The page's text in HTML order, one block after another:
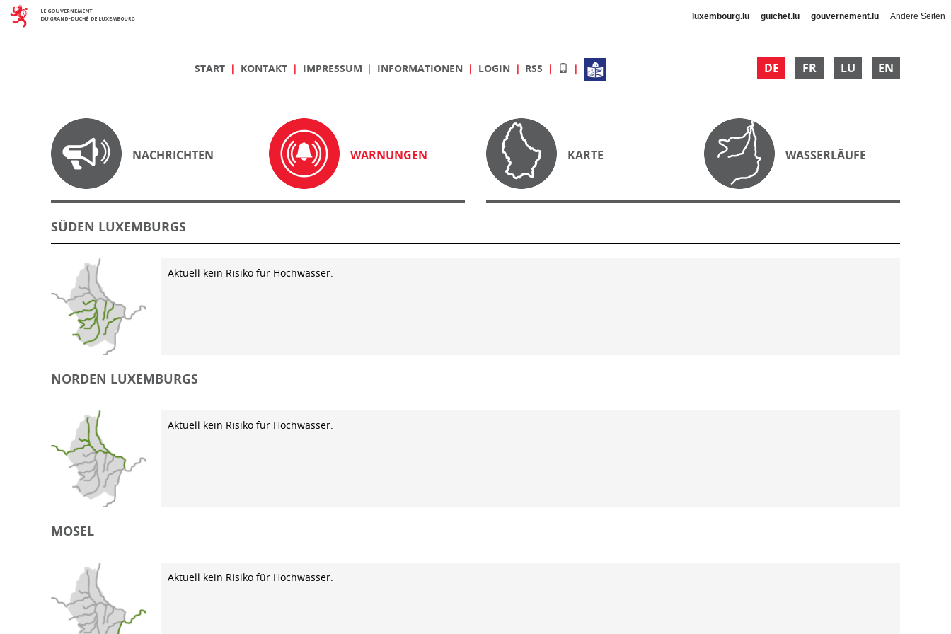
luxembourg.lu guichet.lu gouvernement.lu Andere Seiten
DE FR LU EN
START KONTAKT IMPRESSUM INFORMATIONEN LOGIN RSS
NACHRICHTEN WARNUNGEN KARTE WASSERLÄUFE
SÜDEN LUXEMBURGS
Aktuell kein Risiko für Hochwasser.
NORDEN LUXEMBURGS
Aktuell kein Risiko für Hochwasser.
MOSEL
Aktuell kein Risiko für Hochwasser.